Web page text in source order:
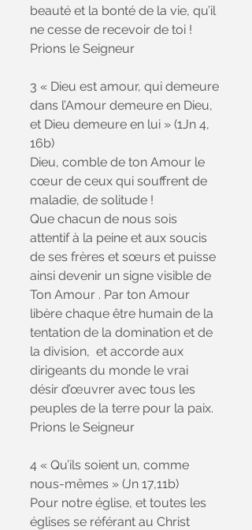
beauté et la bonté de la vie, qu’il
ne cesse de recevoir de toi !
Prions le Seigneur
3 « Dieu est amour, qui demeure
dans l’Amour demeure en Dieu,
et Dieu demeure en lui » (1Jn 4,
16b)
Dieu, comble de ton Amour le
cœur de ceux qui souffrent de
maladie, de solitude !
Que chacun de nous sois
attentif à la peine et aux soucis
de ses frères et sœurs et puisse
ainsi devenir un signe visible de
Ton Amour . Par ton Amour
libère chaque être humain de la
tentation de la domination et de
la division,  et accorde aux
dirigeants du monde le vrai
désir d’œuvrer avec tous les
peuples de la terre pour la paix.
Prions le Seigneur
4 « Qu’ils soient un, comme
nous-mêmes » (Jn 17,11b)
Pour notre église, et toutes les
églises se référant au Christ